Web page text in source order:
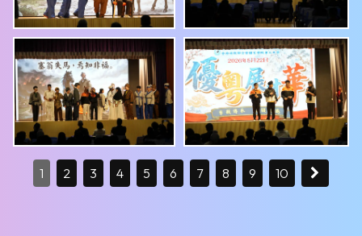
1 2 3 4 5 6 7 8 9 10